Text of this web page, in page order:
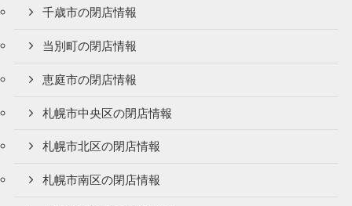
千歳市の閉店情報
当別町の閉店情報
恵庭市の閉店情報
札幌市中央区の閉店情報
札幌市北区の閉店情報
札幌市南区の閉店情報